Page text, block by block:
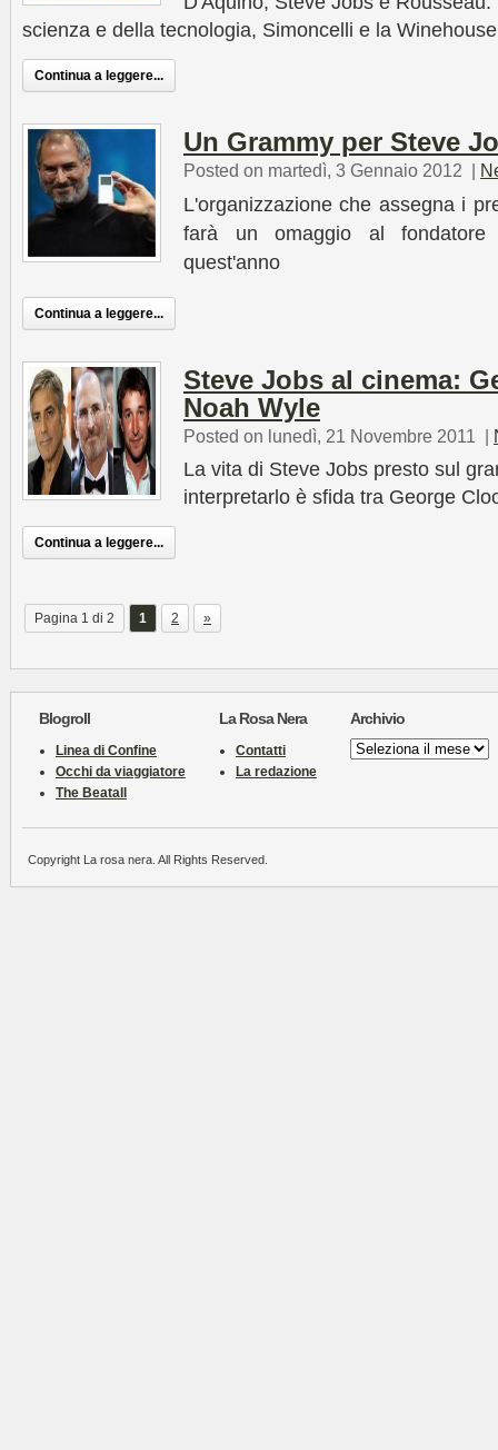
scienza e della tecnologia, Simoncelli e la Winehouse
Continua a leggere...
Un Grammy per Steve
Posted on martedì, 3 Gennaio 2012 |
L'organizzazione che assegna i
farà un omaggio al fondatore
quest'anno
Continua a leggere...
Steve Jobs al cinema:
Noah Wyle
Posted on lunedì, 21 Novembre 2011 |
La vita di Steve Jobs presto sul
interpretarlo è sfida tra George
Continua a leggere...
Pagina 1 di 2 1 2 »
Blogroll
Linea di Confine
Occhi da viaggiatore
The Beatall
La Rosa Nera
Contatti
La redazione
Archivio
Archivio
Copyright La rosa nera. All Rights Reserved.